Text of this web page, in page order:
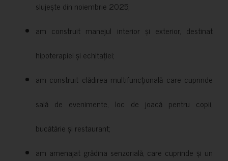
slujește din noiembrie 2025;
am construit manejul interior și exterior, destinat
hipoterapiei și echitației;
am construit clădirea multifuncțională care cuprinde
sală de evenimente, loc de joacă pentru copii,
bucătărie și restaurant;
am amenajat grădina senzorială, care cuprinde și un